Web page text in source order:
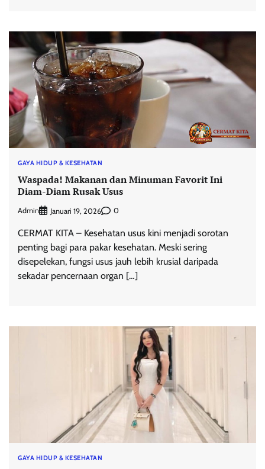
GAYA HIDUP & KESEHATAN
Waspada! Makanan dan Minuman Favorit Ini
Diam-Diam Rusak Usus
Admin Januari 19, 2026 0
CERMAT KITA – Kesehatan usus kini menjadi sorotan
penting bagi para pakar kesehatan. Meski sering
disepelekan, fungsi usus jauh lebih krusial daripada
sekadar pencernaan organ […]
GAYA HIDUP & KESEHATAN